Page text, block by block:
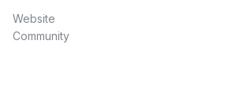
Website
Community